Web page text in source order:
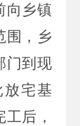
向乡镇
围，乡
门到现
宅基
后，